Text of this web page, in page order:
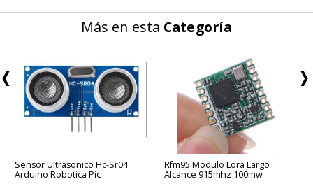
Más en esta Categoría
Sensor Ultrasonico Hc-Sr04
Arduino Robotica Pic
Rfm95 Modulo Lora Largo
Alcance 915mhz 100mw